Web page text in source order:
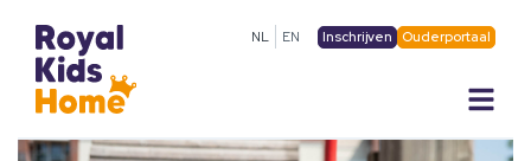
NL EN Inschrijven Ouderportaal